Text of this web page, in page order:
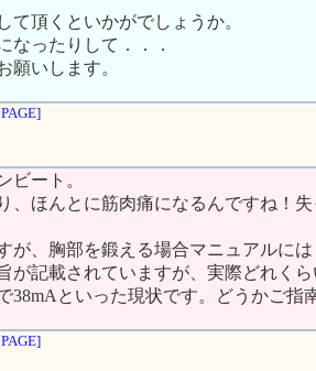
て頂くといかがでしょうか。
なったりして．．．
願いします。
ビート。
、ほんとに筋肉痛になるんですね！
が、胸部を鍛える場合マニュアルに
が記載されていますが、実際どれく
38mAといった現状です。どうかご指